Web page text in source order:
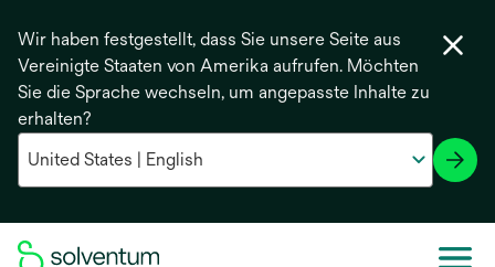
Wir haben festgestellt, dass Sie unsere Seite aus
Vereinigte Staaten von Amerika aufrufen. Möchten
Sie die Sprache wechseln, um angepasste Inhalte zu
erhalten?